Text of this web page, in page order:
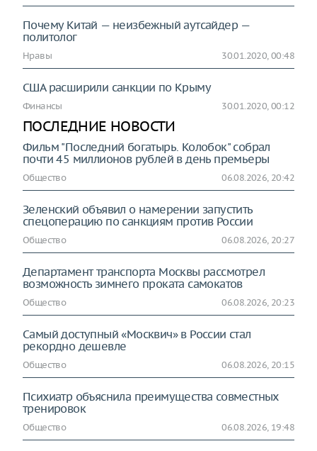
Почему Китай — неизбежный аутсайдер —
политолог
Нравы 30.01.2020, 00:48
США расширили санкции по Крыму
Финансы 30.01.2020, 00:12
ПОСЛЕДНИЕ НОВОСТИ
Фильм "Последний богатырь. Колобок" собрал
почти 45 миллионов рублей в день премьеры
Общество 06.08.2026, 20:42
Зеленский объявил о намерении запустить
спецоперацию по санкциям против России
Общество 06.08.2026, 20:27
Департамент транспорта Москвы рассмотрел
возможность зимнего проката самокатов
Общество 06.08.2026, 20:23
Самый доступный «Москвич» в России стал
рекордно дешевле
Общество 06.08.2026, 20:15
Психиатр объяснила преимущества совместных
тренировок
Общество 06.08.2026, 19:48